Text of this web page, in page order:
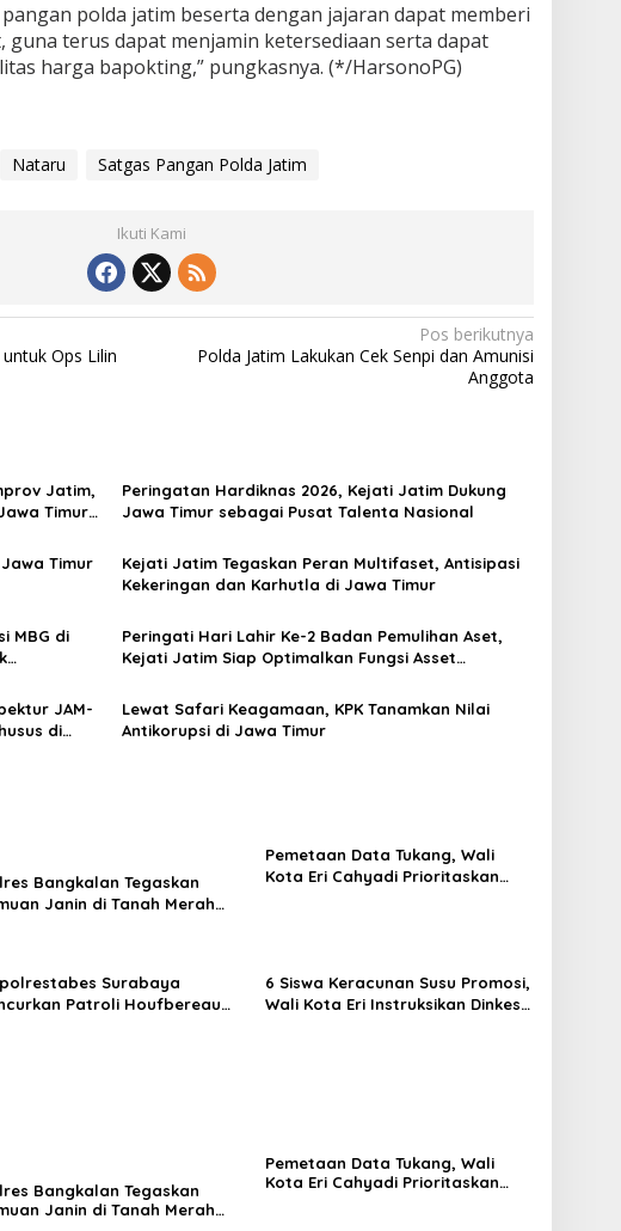
polda jatim beserta dengan jajaran dapat memberi
guna terus dapat menjamin ketersediaan serta dapat
harga bapokting,” pungkasnya. (*/HarsonoPG)
Nataru Satgas Pangan Polda Jatim
Ikuti Kami
Ops Lilin
Pos berikutnya
Polda Jatim Lakukan Cek Senpi dan Amunisi
Anggota
Jatim,
Timur
Peringatan Hardiknas 2026, Kejati Jatim Dukung
Jawa Timur sebagai Pusat Talenta Nasional
Timur
Kejati Jatim Tegaskan Peran Multifaset, Antisipasi
Kekeringan dan Karhutla di Jawa Timur
MBG di
Peringati Hari Lahir Ke-2 Badan Pemulihan Aset,
Kejati Jatim Siap Optimalkan Fungsi Asset
JAM-
di
Lewat Safari Keagamaan, KPK Tanamkan Nilai
Antikorupsi di Jawa Timur
Bangkalan Tegaskan
Janin di Tanah Merah
Pemetaan Data Tukang, Wali
Kota Eri Cahyadi Prioritaskan
Surabaya
Patroli Houfbereau
6 Siswa Keracunan Susu Promosi,
Wali Kota Eri Instruksikan Dinkes
Bangkalan Tegaskan
Janin di Tanah Merah
Pemetaan Data Tukang, Wali
Kota Eri Cahyadi Prioritaskan